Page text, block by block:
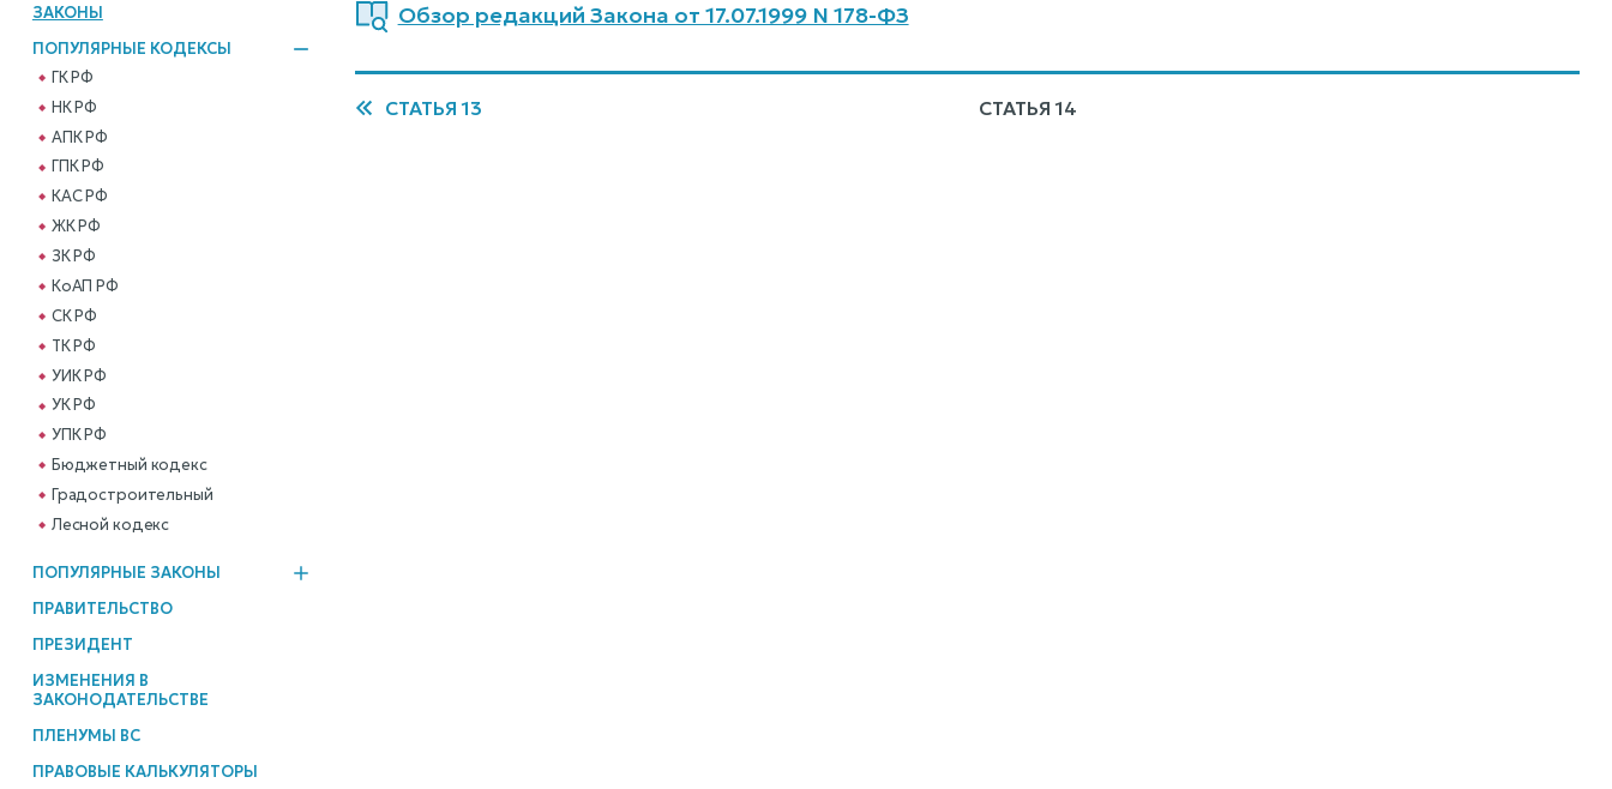
ЗАКОНЫ
ПОПУЛЯРНЫЕ КОДЕКСЫ
ГК РФ
НК РФ
АПК РФ
ГПК РФ
КАС РФ
ЖК РФ
ЗК РФ
КоАП РФ
СК РФ
ТК РФ
УИК РФ
УК РФ
УПК РФ
Бюджетный кодекс
Градостроительный
Лесной кодекс
ПОПУЛЯРНЫЕ ЗАКОНЫ
ПРАВИТЕЛЬСТВО
ПРЕЗИДЕНТ
ИЗМЕНЕНИЯ В
ЗАКОНОДАТЕЛЬСТВЕ
ПЛЕНУМЫ ВС
ПРАВОВЫЕ КАЛЬКУЛЯТОРЫ
Обзор редакций Закона от 17.07.1999 N 178-ФЗ
СТАТЬЯ 13 СТАТЬЯ 14